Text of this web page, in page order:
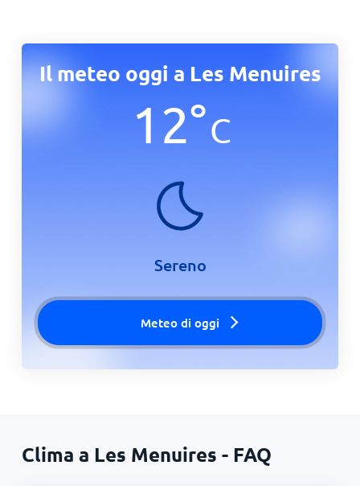
Il meteo oggi a Les Menuires
12°C
Sereno
Meteo di oggi
Clima a Les Menuires - FAQ